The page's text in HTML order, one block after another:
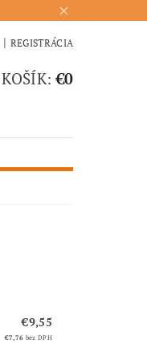
| REGISTRÁCIA
KOŠÍK: €0
€9,55
€7,76 bez DPH